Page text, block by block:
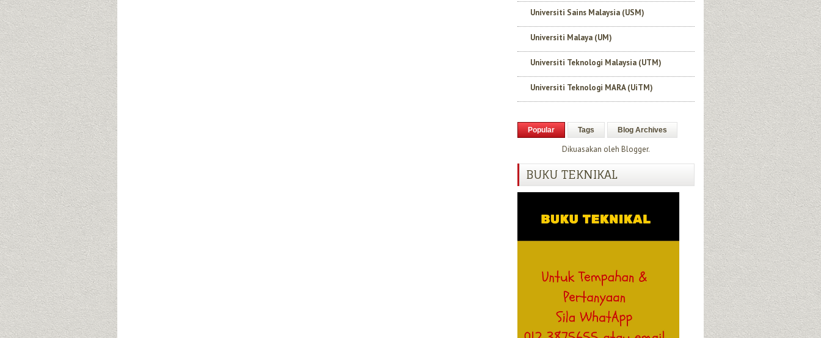
Universiti Sains Malaysia (USM)
Universiti Malaya (UM)
Universiti Teknologi Malaysia (UTM)
Universiti Teknologi MARA (UiTM)
Popular Tags Blog Archives
Dikuasakan oleh Blogger.
BUKU TEKNIKAL